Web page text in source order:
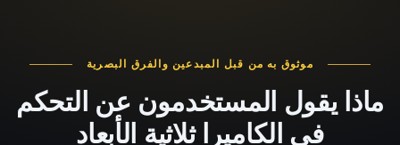
موثوق به من قبل المبدعين والفرق البصرية
ماذا يقول المستخدمون عن التحكم
في الكاميرا ثلاثية الأبعاد